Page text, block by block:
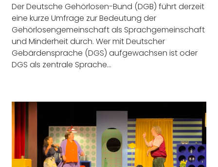
Der Deutsche Gehörlosen-Bund (DGB) führt derzeit
eine kurze Umfrage zur Bedeutung der
Gehörlosengemeinschaft als Sprachgemeinschaft
und Minderheit durch. Wer mit Deutscher
Gebärdensprache (DGS) aufgewachsen ist oder
DGS als zentrale Sprache…